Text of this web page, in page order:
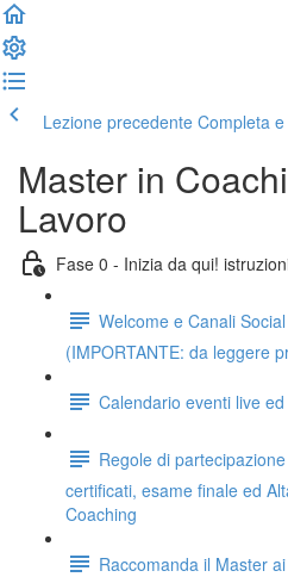
Lezione precedente Completa
Master in
Lavoro
Fase 0 - Inizia da qui!
Welcome e Canali
(IMPORTANTE: da leggere
Calendario eventi live
Regole di
certificati, esame finale ed
Coaching
Raccomanda il Master